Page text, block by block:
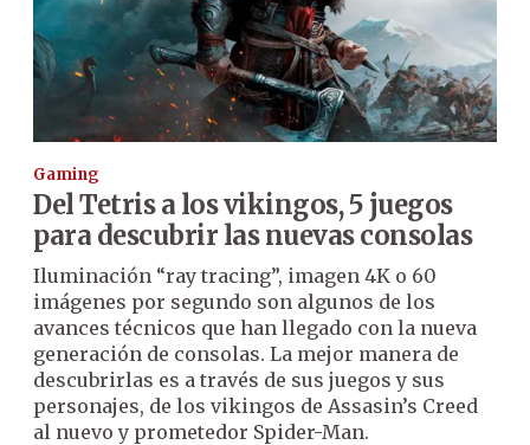
Gaming
Del Tetris a los vikingos, 5 juegos
para descubrir las nuevas consolas
Iluminación “ray tracing”, imagen 4K o 60
imágenes por segundo son algunos de los
avances técnicos que han llegado con la nueva
generación de consolas. La mejor manera de
descubrirlas es a través de sus juegos y sus
personajes, de los vikingos de Assasin’s Creed
al nuevo y prometedor Spider-Man.